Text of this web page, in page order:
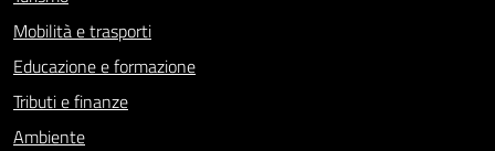
Mobilità e trasporti
Educazione e formazione
Tributi e finanze
Ambiente